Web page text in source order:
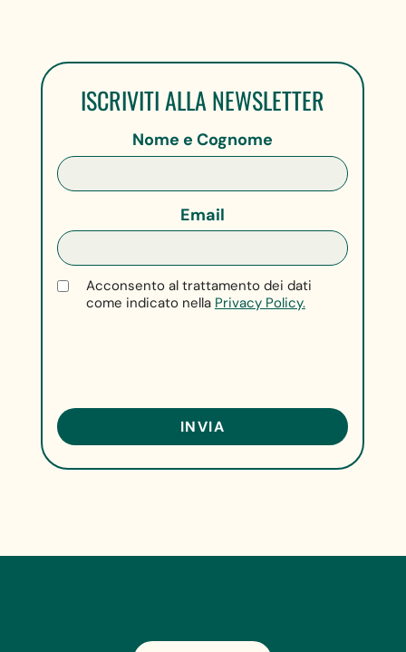
ISCRIVITI ALLA NEWSLETTER
Nome e Cognome
Email
Acconsento al trattamento dei dati
come indicato nella Privacy Policy.